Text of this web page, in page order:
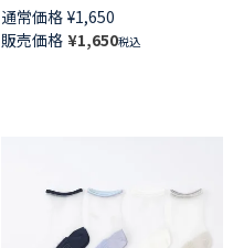
替5本指 クルー丈 レディース ソ
ックス 靴下 女性 プレゼント ギ
フト 無料ラッピング 03367085
通常価格 ¥1,650
販売価格 ¥1,650税込